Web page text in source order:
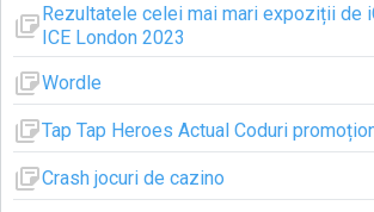
Rezultatele celei mai mari expoziții de
ICE London 2023
Wordle
Tap Tap Heroes Actual Coduri
Crash jocuri de cazino